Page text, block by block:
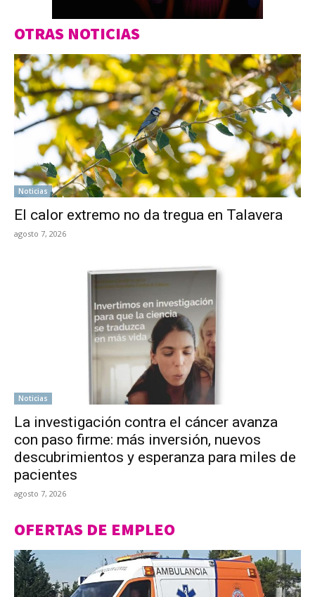
OTRAS NOTICIAS
Noticias
El calor extremo no da tregua en Talavera
agosto 7, 2026
Noticias
La investigación contra el cáncer avanza
con paso firme: más inversión, nuevos
descubrimientos y esperanza para miles de
pacientes
agosto 7, 2026
OFERTAS DE EMPLEO